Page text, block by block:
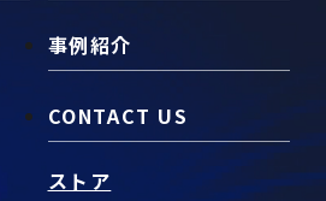
事例紹介
CONTACT US
ストア